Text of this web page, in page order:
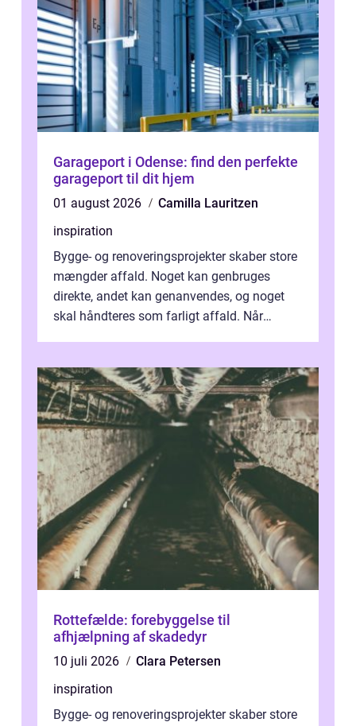
Garageport i Odense: find den perfekte
garageport til dit hjem
01 august 2026
Camilla Lauritzen
inspiration
Bygge- og renoveringsprojekter skaber store
mængder affald. Noget kan genbruges
direkte, andet kan genanvendes, og noget
skal håndteres som farligt affald. Når
Rottefælde: forebyggelse til
afhjælpning af skadedyr
10 juli 2026
Clara Petersen
inspiration
Bygge- og renoveringsprojekter skaber store